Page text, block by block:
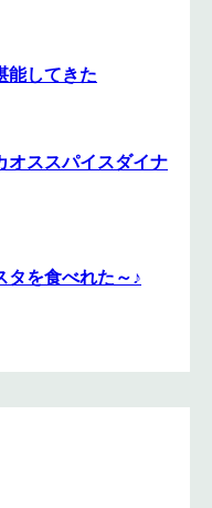
能してきた
オススパイスダイナ
タを食べれた～♪